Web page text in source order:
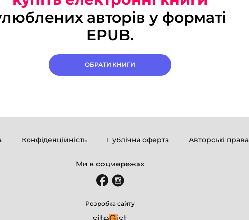
авторів у форматі
EPUB.
ОБРАТИ КНИГИ
Конфіденційність Публічна оферта Авторські права
Ми в соцмережах
Розробка сайту